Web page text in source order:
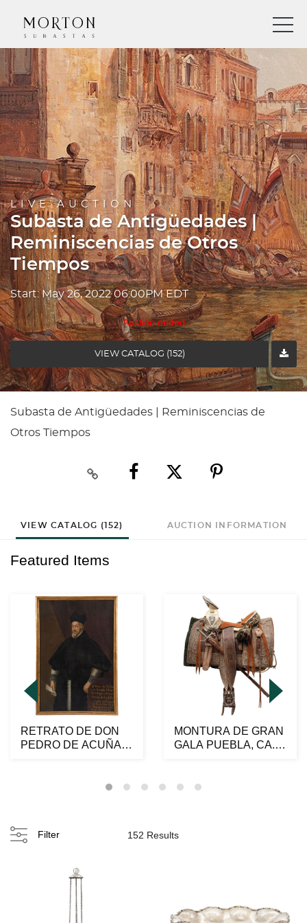
LIVE AUCTION
Subasta de Antigüedades |
Reminiscencias de Otros
Tiempos
Start: May 26, 2022 06:00PM EDT
Auction ended
VIEW CATALOG (152)
Subasta de Antigüedades | Reminiscencias de
Otros Tiempos
VIEW CATALOG (152) AUCTION INFORMATION
Featured Items
RETRATO DE DON
PEDRO DE ACUÑA Y
MONTURA DE GRAN
GALA PUEBLA, CA.
Filter 152 Results